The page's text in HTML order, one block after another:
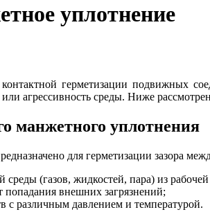
уплотнение
герметизации подвижных
агрессивность среды. Ниже
манжетного уплотнения
для герметизации зазора
среды (газов, жидкостей, пара) из
попадания внешних загрязнений;
с различным давлением и температурой.